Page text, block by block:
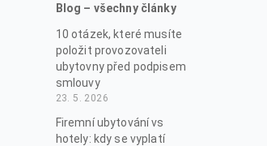
Blog – všechny články
10 otázek, které musíte
položit provozovateli
ubytovny před podpisem
smlouvy
23. 5. 2026
Firemní ubytování vs
hotely: kdy se vyplatí